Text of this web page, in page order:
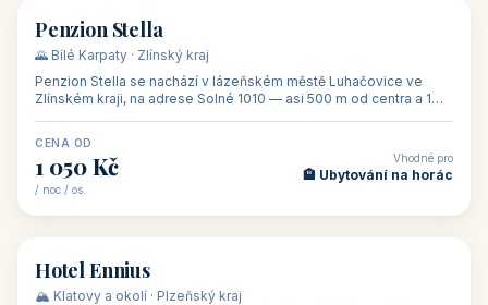
🏡 penzion
Penzion Stella
🌄 Bílé Karpaty · Zlínský kraj
Penzion Stella se nachází v lázeňském městě Luhačovice ve
Zlínském kraji, na adrese Solné 1010 — asi 500 m od centra a 1
CENA OD
1 050 Kč
/ noc / os.
Vhodné pro
🏨 Ubytování na horác
🏨 hotel
Hotel Ennius
🏔️ Klatovy a okolí · Plzeňský kraj